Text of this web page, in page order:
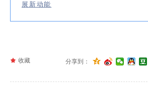
展新动能
分享到：
끄 收藏